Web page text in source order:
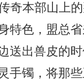
奇本部山上
特色，盟总
送出兽皮的
手镯，将那